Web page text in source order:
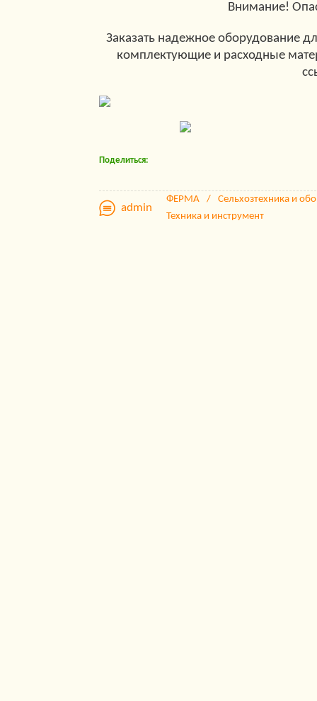
Внимание!
Заказать надежное оборудование
комплектующие и расходные
Поделиться:
admin
ФЕРМА
Сельхозтехника и
Техника и инструмент